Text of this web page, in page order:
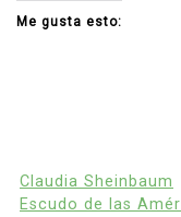
Me gusta esto:
Claudia Sheinbaum
Escudo de las